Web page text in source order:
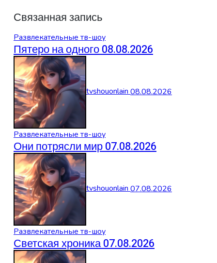
Связанная запись
Развлекательные тв-шоу
Пятеро на одного 08.08.2026
tvshouonlain08.08.2026
Развлекательные тв-шоу
Они потрясли мир 07.08.2026
tvshouonlain07.08.2026
Развлекательные тв-шоу
Светская хроника 07.08.2026